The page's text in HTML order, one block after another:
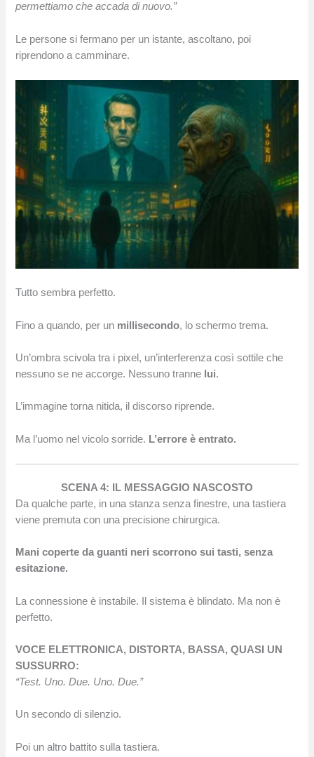
permettiamo che accada di nuovo.”
Le persone si fermano per un istante, ascoltano, poi
riprendono a camminare.
Tutto sembra perfetto.
Fino a quando, per un millisecondo, lo schermo trema.
Un’ombra scivola tra i pixel, un’interferenza così sottile che
nessuno se ne accorge. Nessuno tranne lui.
L’immagine torna nitida, il discorso riprende.
Ma l’uomo nel vicolo sorride. L’errore è entrato.
SCENA 4: IL MESSAGGIO NASCOSTO
Da qualche parte, in una stanza senza finestre, una tastiera
viene premuta con una precisione chirurgica.
Mani coperte da guanti neri scorrono sui tasti, senza
esitazione.
La connessione è instabile. Il sistema è blindato. Ma non è
perfetto.
VOCE ELETTRONICA, DISTORTA, BASSA, QUASI UN
SUSSURRO:
“Test. Uno. Due. Uno. Due.”
Un secondo di silenzio.
Poi un altro battito sulla tastiera.